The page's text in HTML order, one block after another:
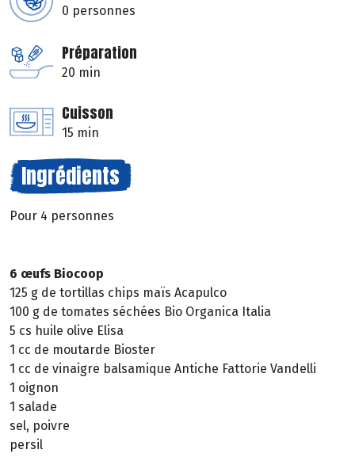
0 personnes
Préparation
20 min
Cuisson
15 min
Ingrédients
Pour 4 personnes
6 œufs Biocoop
125 g de tortillas chips maïs Acapulco
100 g de tomates séchées Bio Organica Italia
5 cs huile olive Elisa
1 cc de moutarde Bioster
1 cc de vinaigre balsamique Antiche Fattorie Vandelli
1 oignon
1 salade
sel, poivre
persil